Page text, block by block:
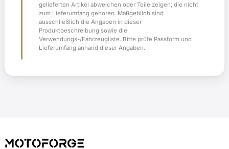
gelieferten Artikel abweichen oder Teile zeigen, die nicht
zum Lieferumfang gehören. Maßgeblich sind
ausschließlich die Angaben in dieser
Produktbeschreibung sowie die
Verwendungs-/Fahrzeugliste. Bitte prüfe Passform und
Lieferumfang anhand dieser Angaben.